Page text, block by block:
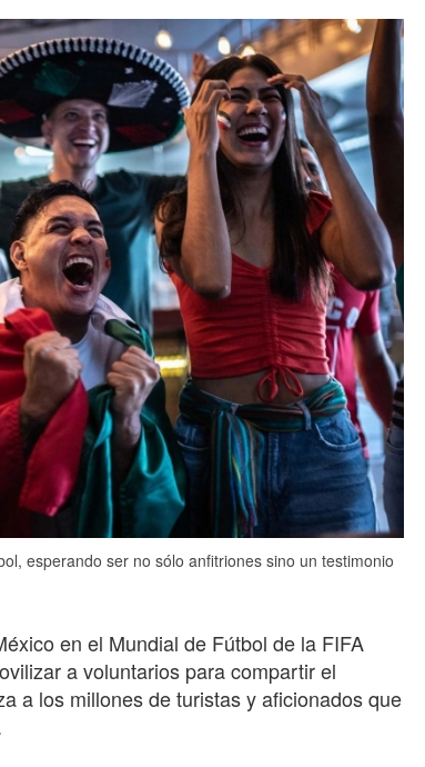
esperando ser no sólo anfitriones sino un testimonio
en el Mundial de Fútbol de la FIFA
a voluntarios para compartir el
a los millones de turistas y aficionados que